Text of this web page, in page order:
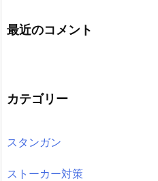
最近のコメント
カテゴリー
スタンガン
ストーカー対策